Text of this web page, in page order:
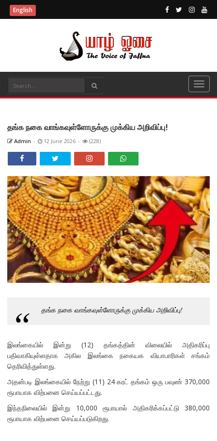
English
தங்க நகை வாங்கவுள்ளோருக்கு முக்கிய அறிவிப்பு!
Admin - 12 June 2026 - (228)
தங்க நகை வாங்கவுள்ளோருக்கு முக்கிய அறிவிப்பு!
இலங்கையில் இன்று (12) தங்கத்தின் விலையில் அதிகரிப்பு
பதிவாகியுள்ளதாக அகில இலங்கை நகையக வியாபாரிகள் சங்கம்
தெரிவித்துள்ளது.
அதன்படி இலங்கையில் நேற்று (11) 24 கரட் தங்கம் ஒரு பவுண் 370,000
ரூபாயாக விற்பனை செய்யப்பட்டது.
இந்தநிலையில் இன்று 10,000 ரூபாயால் அதிகரிக்கப்பட்டு 380,000
ரூபாயாக விற்பனை செய்யப்படுகிறது.